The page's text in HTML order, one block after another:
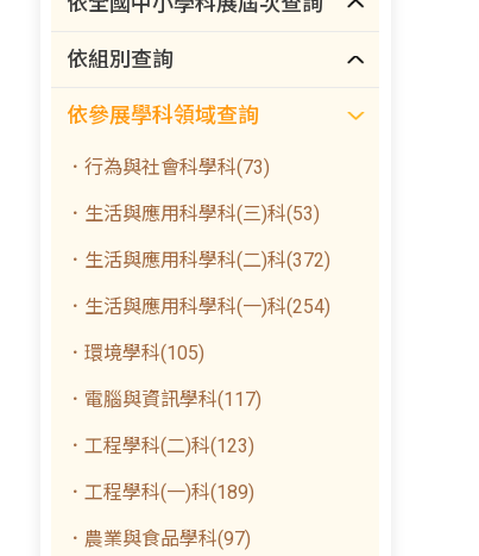
依組別查詢
依參展學科領域查詢
．行為與社會科學科(73)
．生活與應用科學科(三)科(53)
．生活與應用科學科(二)科(372)
．生活與應用科學科(一)科(254)
．環境學科(105)
．電腦與資訊學科(117)
．工程學科(二)科(123)
．工程學科(一)科(189)
．農業與食品學科(97)